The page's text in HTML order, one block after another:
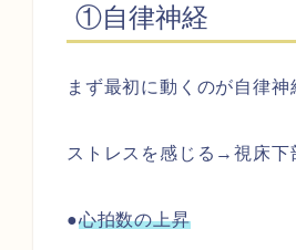
①自律神経
まず最初に動くのが自律神
ストレスを感じる→視床下
●心拍数の上昇